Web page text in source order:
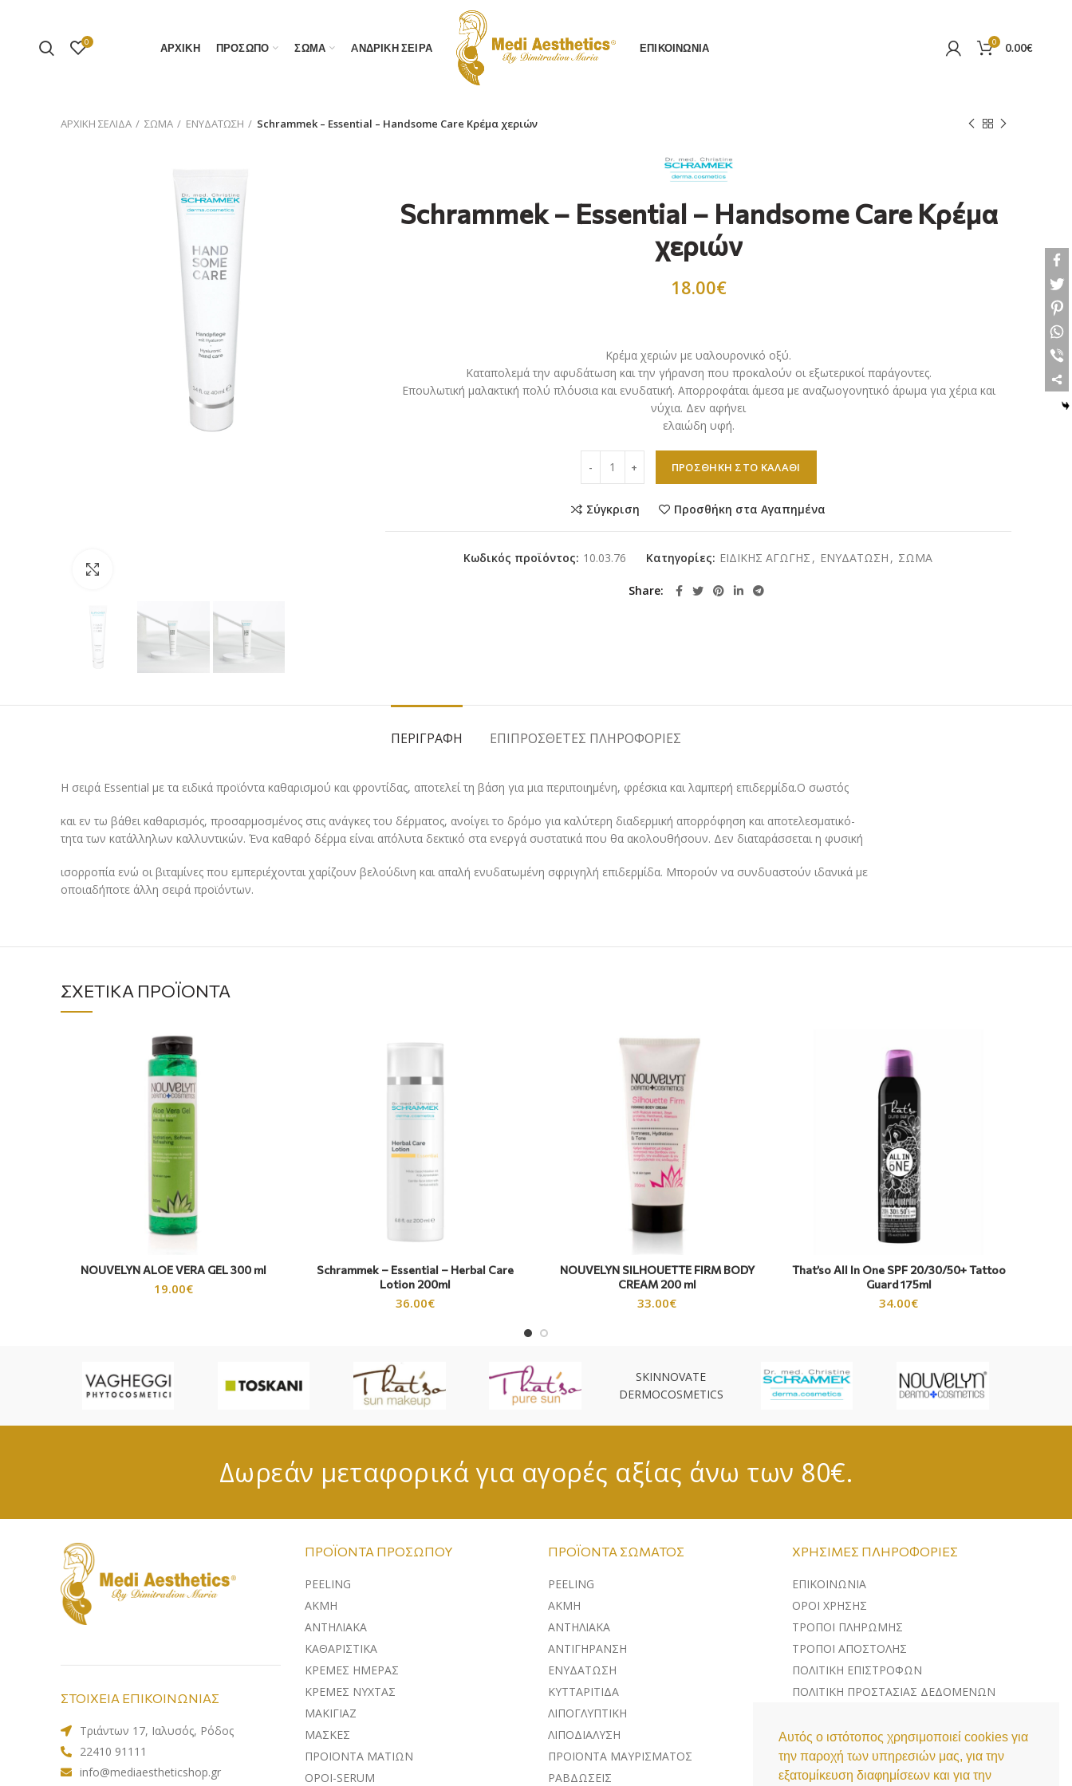
Αυτός ο ιστότοπος χρησιμοποιεί cookies για
την παροχή των υπηρεσιών μας, για την
εξατομίκευση διαφημίσεων και για την
0 ΑΡΧΙΚΗ ΠΡΟΣΩΠΟ ΣΩΜΑ AΝΔΡΙΚΗ ΣΕΙΡΑ ΕΠΙΚΟΙΝΩΝΙΑ 0 0.00€
ΑΡΧΙΚΉ ΣΕΛΊΔΑ ΣΩΜΑ ΕΝΥΔΑΤΩΣΗ Schrammek – Essential – Handsome Care Κρέμα χεριών
Schrammek – Essential – Handsome Care Κρέμα
χεριών
18.00€
Κρέμα χεριών με υαλουρονικό οξύ.
Καταπολεμά την αφυδάτωση και την γήρανση που προκαλούν οι εξωτερικοί παράγοντες.
Επουλωτική μαλακτική πολύ πλόυσια και ενυδατική. Απορροφάται άμεσα με αναζωογονητικό άρωμα για χέρια και
νύχια. Δεν αφήνει
ελαιώδη υφή.
ΠΡΟΣΘΉΚΗ ΣΤΟ ΚΑΛΆΘΙ
Σύγκριση Προσθήκη στα Αγαπημένα
Κωδικός προϊόντος: 10.03.76 Κατηγορίες: ΕΙΔΙΚΗΣ ΑΓΩΓΗΣ , ΕΝΥΔΑΤΩΣΗ , ΣΩΜΑ
Share
ΠΕΡΙΓΡΑΦΉ ΕΠΙΠΡΌΣΘΕΤΕΣ ΠΛΗΡΟΦΟΡΊΕΣ
H σειρά Essential με τα ειδικά προϊόντα καθαρισμού και φροντίδας, αποτελεί τη βάση για μια περιποιημένη, φρέσκια και λαμπερή επιδερμίδα.Ο σωστός
και εν τω βάθει καθαρισμός, προσαρμοσμένος στις ανάγκες του δέρματος, ανοίγει το δρόμο για καλύτερη διαδερμική απορρόφηση και αποτελεσματικό-
τητα των κατάλληλων καλλυντικών. Ένα καθαρό δέρμα είναι απόλυτα δεκτικό στα ενεργά συστατικά που θα ακολουθήσουν. Δεν διαταράσσεται η φυσική
ισορροπία ενώ οι βιταμίνες που εμπεριέχονται χαρίζουν βελούδινη και απαλή ενυδατωμένη σφριγηλή επιδερμίδα. Μπορούν να συνδυαστούν ιδανικά με
οποιαδήποτε άλλη σειρά προϊόντων.
ΣΧΕΤΙΚΆ ΠΡΟΪΌΝΤΑ
NOUVELYN ALOE VERA GEL 300 ml
19.00€
Schrammek – Essential – Herbal Care
Lotion 200ml
36.00€
NOUVELYN SILHOUETTE FIRM BODY
CREAM 200 ml
33.00€
That’so All In One SPF 20/30/50+ Tattoo
Guard 175ml
34.00€
SKINNOVATE
DERMOCOSMETICS
Δωρεάν μεταφορικά για αγορές αξίας άνω των 80€.
ΣΤΟΙΧΕΙΑ ΕΠΙΚΟΙΝΩΝΙΑΣ
Τριάντων 17, Ιαλυσός, Ρόδος
22410 91111
info@mediaestheticshop.gr
ΠΡΟΪΌΝΤΑ ΠΡΟΣΏΠΟΥ
PEELING
ΑΚΜΗ
ΑΝΤΗΛΙΑΚA
ΚΑΘΑΡΙΣΤΙΚΑ
ΚΡΕΜΕΣ ΗΜΕΡΑΣ
ΚΡΕΜΕΣ ΝΥΧΤΑΣ
ΜΑΚΙΓΙΑΖ
ΜΑΣΚΕΣ
ΠΡΟΪΟΝΤΑ ΜΑΤΙΩΝ
ΟΡΟΙ-SERUM
ΠΡΟΪΌΝΤΑ ΣΏΜΑΤΟΣ
PEELING
ΑΚΜΗ
ΑΝΤΗΛΙΑΚΑ
ΑΝΤΙΓΗΡΑΝΣΗ
ΕΝΥΔΑΤΩΣΗ
ΚΥΤΤΑΡΙΤΙΔΑ
ΛΙΠΟΓΛΥΠΤΙΚΗ
ΛΙΠΟΔΙΑΛΥΣΗ
ΠΡΟΪΟΝΤΑ ΜΑΥΡΙΣΜΑΤΟΣ
ΡΑΒΔΩΣΕΙΣ
ΧΡΉΣΙΜΕΣ ΠΛΗΡΟΦΟΡΊΕΣ
ΕΠΙΚΟΙΝΩΝΊΑ
ΌΡΟΙ ΧΡΉΣΗΣ
ΤΡΌΠΟΙ ΠΛΗΡΩΜΉΣ
ΤΡΌΠΟΙ ΑΠΟΣΤΟΛΉΣ
ΠΟΛΙΤΙΚΉ ΕΠΙΣΤΡΟΦΏΝ
ΠΟΛΙΤΙΚΉ ΠΡΟΣΤΑΣΊΑΣ ΔΕΔΟΜΈΝΩΝ